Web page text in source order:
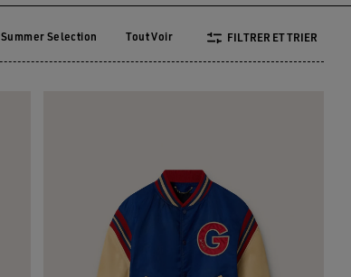
Summer Selection Tout Voir FILTRER ET TRIER